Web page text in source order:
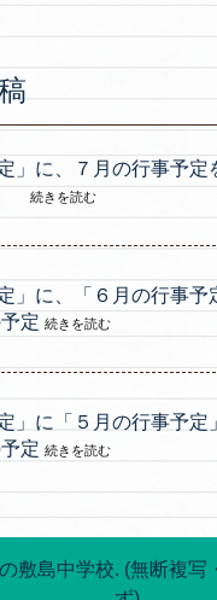
」に、７月の行事予定
続きを読む
」に、「６月の行事予
定 続きを読む
」に「５月の行事予定
定 続きを読む
敷島中学校. (無断複写